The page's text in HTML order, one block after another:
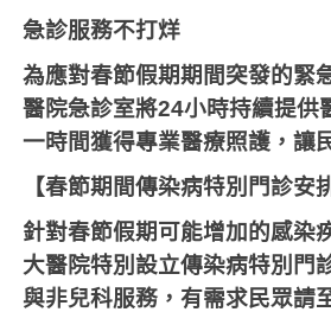
急診服務不打烊
為應對春節假期期間突發的緊
醫院急診室將24小時持續提供
一時間獲得專業醫療照護，讓
【春節期間傳染病特別門診安
針對春節假期可能增加的感染
大醫院特別設立傳染病特別門
與非兒科服務，有需求民眾請